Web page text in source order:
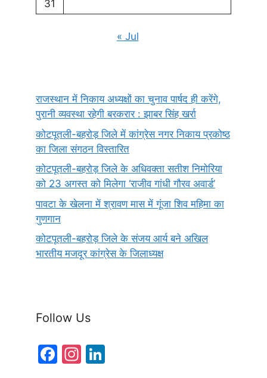
31
« Jul
राजस्थान में निकाय अध्यक्षों का चुनाव पार्षद ही करेंगे,
पुरानी व्यवस्था रहेगी बरकरार : झाबर सिंह खर्रा
कोटपूतली-बहरोड़ जिले में कांग्रेस नगर निकाय प्रकोष्ठ
का जिला संगठन विस्तारित
कोटपूतली-बहरोड़ जिले के अधिवक्ता सतीश निमोरिया
को 23 अगस्त को मिलेगा ‘राजीव गांधी गौरव अवार्ड’
पावटा के खेलना में श्रावण मास में गूंजा शिव महिमा का
गुणगान
कोटपूतली-बहरोड़ जिले के संजय आर्य बने अखिल
भारतीय मजदूर कांग्रेस के जिलाध्यक्ष
Follow Us
F
In